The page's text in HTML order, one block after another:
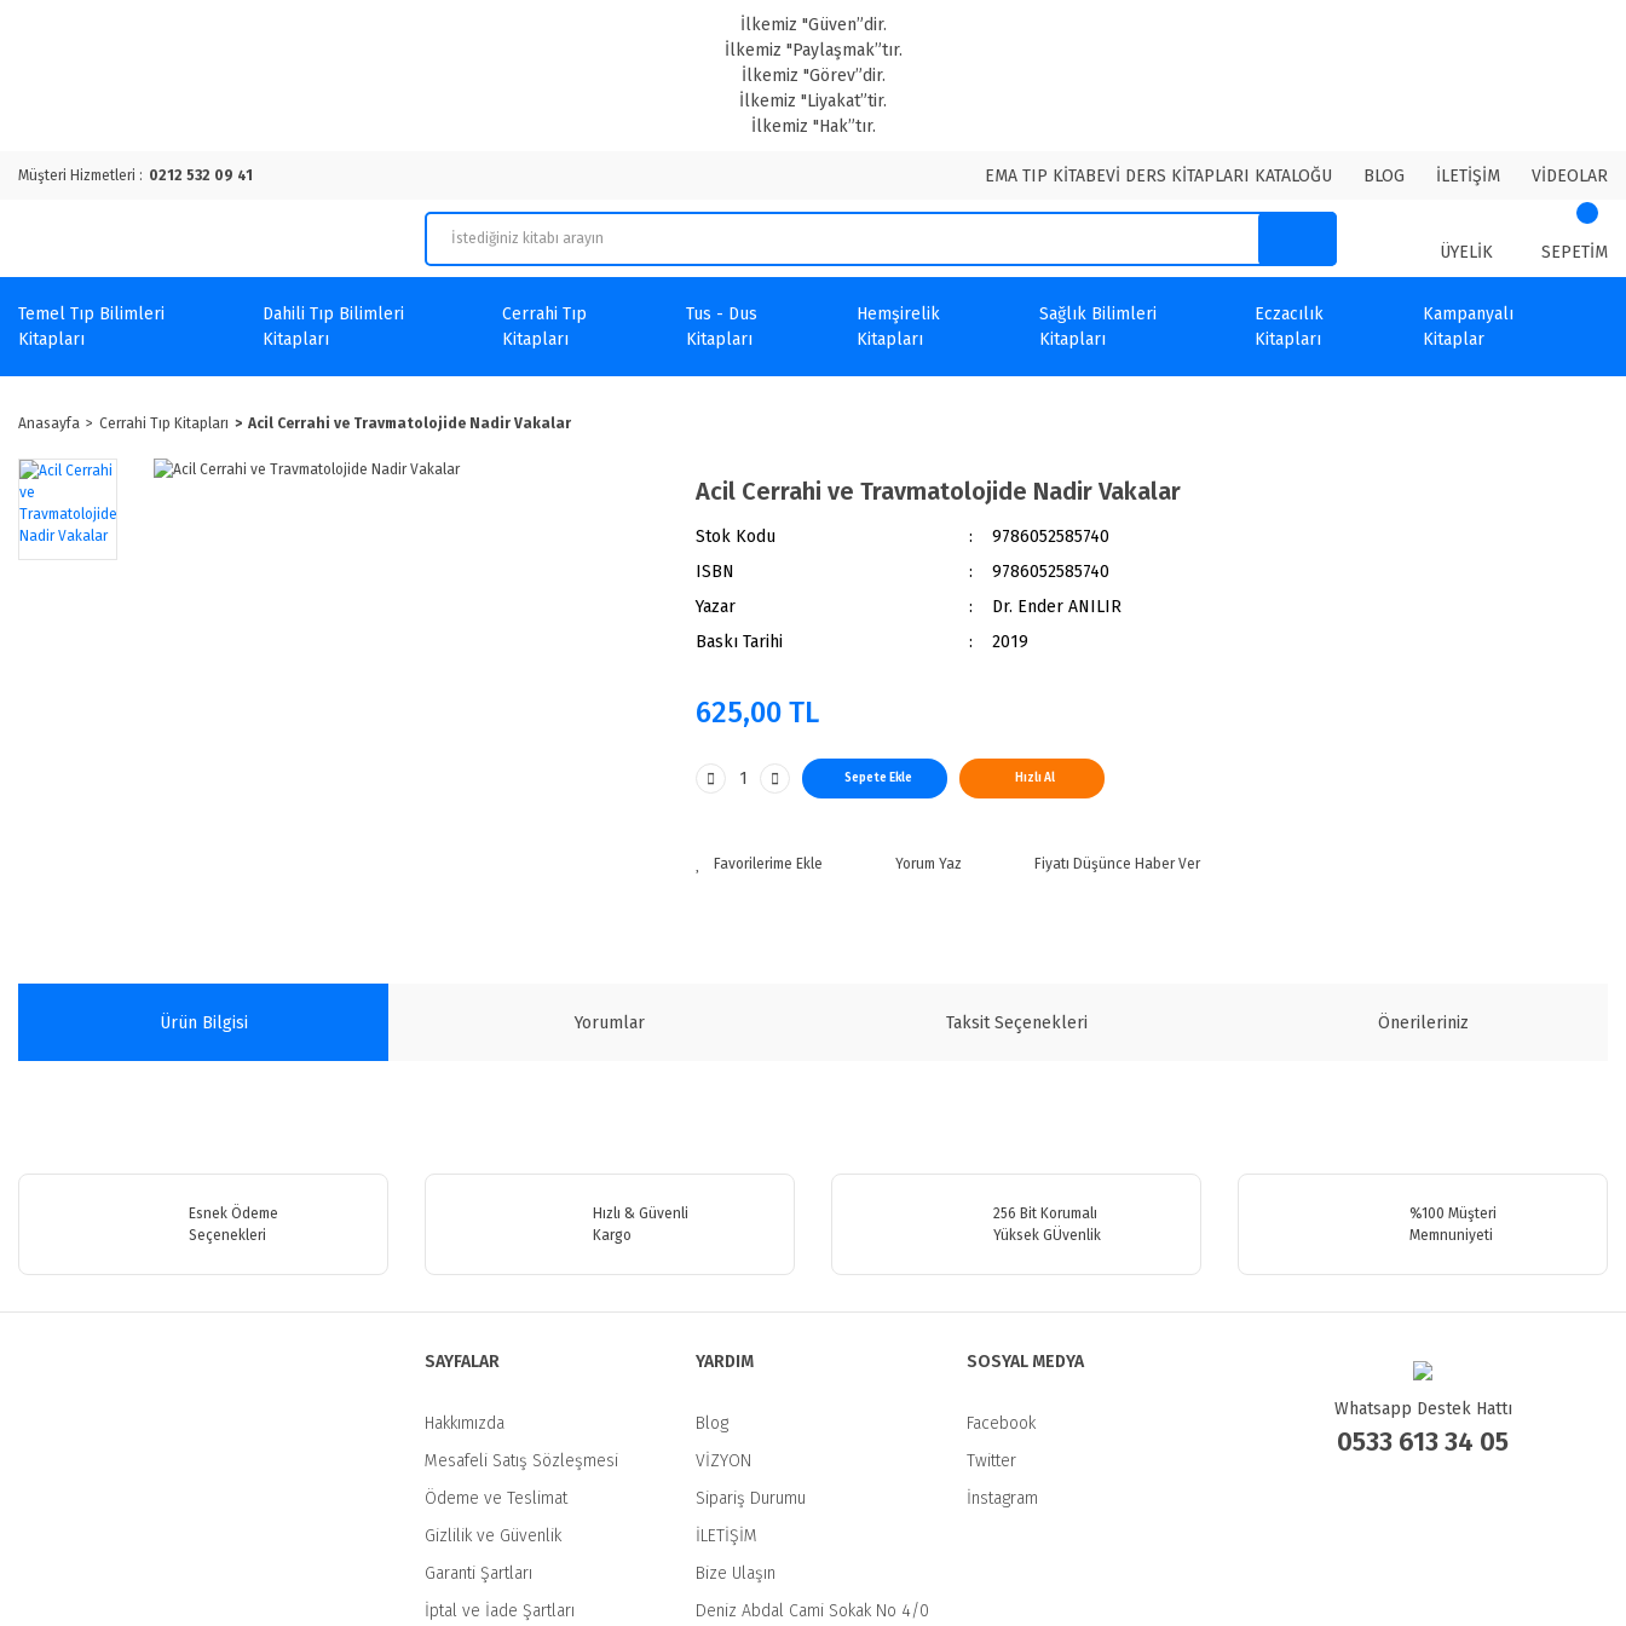
İlkemiz "Güven”dir.
İlkemiz "Paylaşmak”tır.
İlkemiz "Görev”dir.
İlkemiz "Liyakat”tir.
İlkemiz "Hak”tır.
Müşteri Hizmetleri : 0212 532 09 41 EMA TIP KİTABEVİ DERS KİTAPLARI KATALOĞU BLOG İLETİŞİM VİDEOLAR
ÜYELİK SEPETİM
Temel Tıp Bilimleri
Kitapları
Dahili Tıp Bilimleri
Kitapları
Cerrahi Tıp
Kitapları
Tus - Dus
Kitapları
Hemşirelik
Kitapları
Sağlık Bilimleri
Kitapları
Eczacılık
Kitapları
Kampanyalı
Kitaplar
Anasayfa Cerrahi Tıp Kitapları Acil Cerrahi ve Travmatolojide Nadir Vakalar
Acil Cerrahi ve Travmatolojide Nadir Vakalar
Stok Kodu
9786052585740
ISBN
9786052585740
Yazar
Dr. Ender ANILIR
Baskı Tarihi
2019
625,00 TL
Sepete Ekle Hızlı Al
Yorum Yaz Fiyatı Düşünce Haber Ver
Ürün Bilgisi Yorumlar Taksit Seçenekleri Önerileriniz
Bu ürüne ilk yorumu siz yapın!
Ürün resmi kalitesiz, bozuk veya görüntülenemiyor.
Esnek Ödeme
Seçenekleri
Hızlı & Güvenli
Kargo
256 Bit Korumalı
Yüksek GÜvenlik
%100 Müşteri
Memnuniyeti
SAYFALAR
Hakkımızda
Mesafeli Satış Sözleşmesi
Ödeme ve Teslimat
Gizlilik ve Güvenlik
Garanti Şartları
İptal ve İade Şartları
YARDIM
Blog
VİZYON
Sipariş Durumu
İLETİŞİM
Bize Ulaşın
Deniz Abdal Cami Sokak No 4/0
SOSYAL MEDYA
Facebook
Twitter
İnstagram
Whatsapp Destek Hattı
0533 613 34 05